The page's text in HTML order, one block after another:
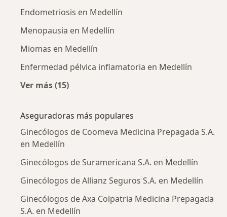
Endometriosis en Medellín
Menopausia en Medellín
Miomas en Medellín
Enfermedad pélvica inflamatoria en Medellín
Ver más (15)
Aseguradoras más populares
Ginecólogos de Coomeva Medicina Prepagada S.A.
en Medellín
Ginecólogos de Suramericana S.A. en Medellín
Ginecólogos de Allianz Seguros S.A. en Medellín
Ginecólogos de Axa Colpatria Medicina Prepagada
S.A. en Medellín